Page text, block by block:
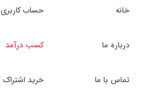
خانه
درباره ما
تماس با ما
حساب کاربری
کسب درآمد
خرید اشتراک